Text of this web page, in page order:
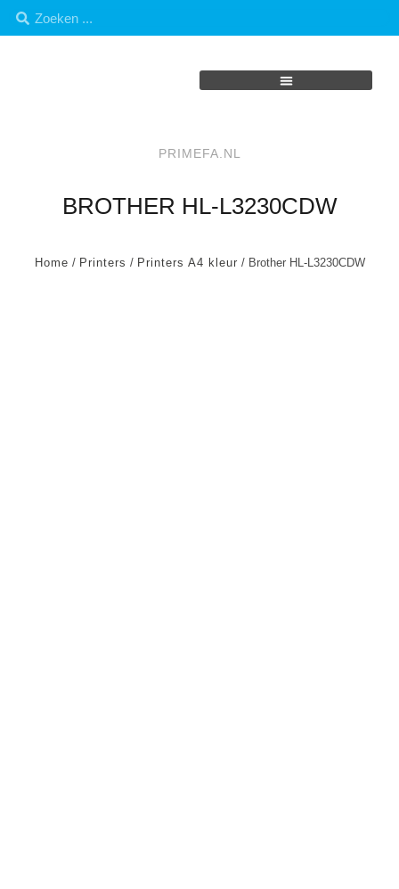
PRIMEFA.NL
BROTHER HL-L3230CDW
Home / Printers / Printers A4 kleur / Brother HL-L3230CDW